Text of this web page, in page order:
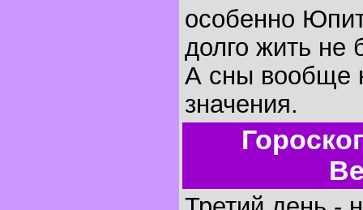
особенно
долго жить не
А сны вообще
значения.